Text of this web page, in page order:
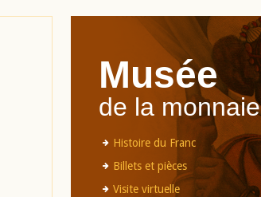
Musée
de la monnaie
Histoire du Franc
Billets et pièces
Visite virtuelle